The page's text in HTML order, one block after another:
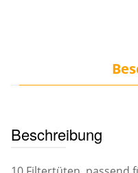
Beschreibung